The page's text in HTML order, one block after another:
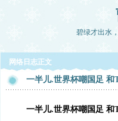
碧绿才出水
网络日志正文
一半儿.世界杯嘲国足 和
一半儿.世界杯嘲国足 和